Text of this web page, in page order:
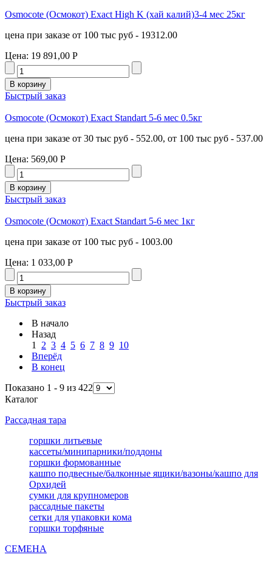
Osmocote (Осмокот) Exact High K (хай калий)3-4 мес 25кг
цена при заказе от 100 тыс руб - 19312.00
Цена: 19 891,00 Р
Быстрый заказ
Osmocote (Осмокот) Exact Standart 5-6 мес 0.5кг
цена при заказе от 30 тыс руб - 552.00, от 100 тыс руб - 537.00
Цена: 569,00 Р
Быстрый заказ
Osmocote (Осмокот) Exact Standart 5-6 мес 1кг
цена при заказе от 100 тыс руб - 1003.00
Цена: 1 033,00 Р
Быстрый заказ
В начало
Назад
1
2 3 4 5 6 7 8 9 10
Вперёд
В конец
Показано 1 - 9 из 422
Каталог
Рассадная тара
горшки литьевые
кассеты/минипарники/поддоны
горшки формованные
кашпо подвесные/балконные ящики/вазоны/кашпо для
Орхидей
сумки для крупномеров
рассадные пакеты
сетки для упаковки кома
горшки торфяные
СЕМЕНА